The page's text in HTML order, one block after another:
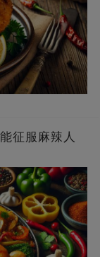
征服麻辣人